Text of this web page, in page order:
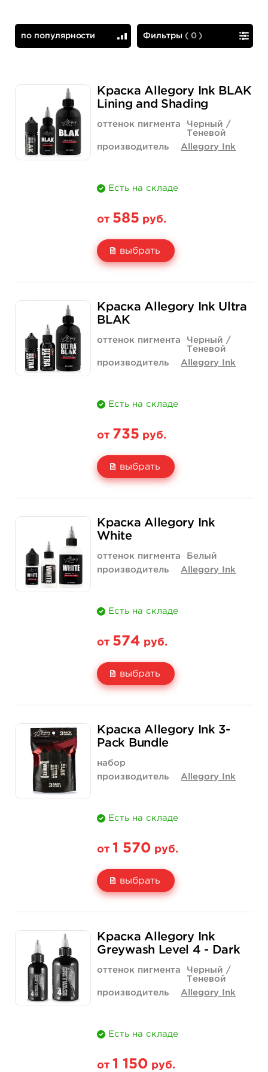
Фильтры (0 )
по популярности
Краска Allegory Ink BLAK
Lining and Shading
оттенок пигмента
Черный /
Теневой
производитель
Allegory Ink
Есть на складе
от 585 руб.
выбрать
Количество
585 руб.
купить купить
Краска Allegory Ink Ultra
BLAK
оттенок пигмента
Черный /
Теневой
производитель
Allegory Ink
Есть на складе
от 735 руб.
выбрать
Количество
735 руб.
купить купить
Краска Allegory Ink
White
оттенок пигмента
Белый
производитель
Allegory Ink
Есть на складе
от 574 руб.
выбрать
Цена
Количество
574 руб.
купить
Краска Allegory Ink 3-
Pack Bundle
набор
производитель
Allegory Ink
Есть на складе
от 1 570 руб.
выбрать
Количество
1 570 руб.
купить
Краска Allegory Ink
Greywash Level 4 - Dark
оттенок пигмента
Черный /
Теневой
производитель
Allegory Ink
Есть на складе
от 1 150 руб.